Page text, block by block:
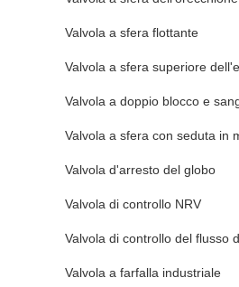
Valvola a sfera flottante
Valvola d'arresto del globo
Valvola di controllo NRV
Valvola a farfalla industriale